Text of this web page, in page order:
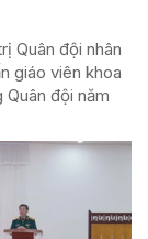
Quân đội nhân
giáo viên khoa
đội năm